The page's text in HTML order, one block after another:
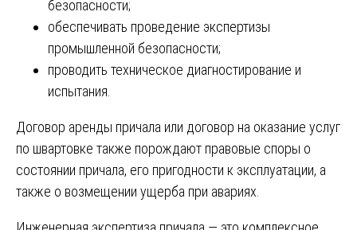
безопасности;
обеспечивать проведение экспертизы
промышленной безопасности;
проводить техническое диагностирование и
испытания.
Договор аренды причала или договор на оказание услуг
по швартовке также порождают правовые споры о
состоянии причала, его пригодности к эксплуатации, а
также о возмещении ущерба при авариях.